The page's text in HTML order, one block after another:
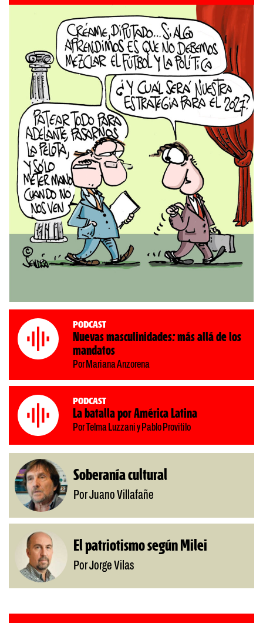
Podcast
Nuevas masculinidades: más allá de los
mandatos
Por Mariana Anzorena
Podcast
La batalla por América Latina
Por Telma Luzzani y Pablo Provitilo
Soberanía cultural
Por Juano Villafañe
El patriotismo según Milei
Por Jorge Vilas